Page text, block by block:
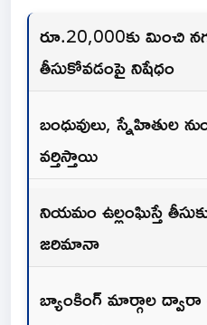
రూ.20,000కు మించి
తీసుకోవడంపై నిషేధం
బంధువులు, స్నేహితుల
వర్తిస్తాయి
నియమం ఉల్లంఘిస్తే
జరిమానా
బ్యాంకింగ్ మార్గాల